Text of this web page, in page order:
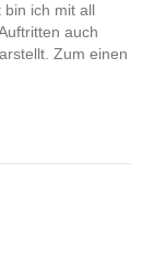
bin ich mit all
auch
Zum einen